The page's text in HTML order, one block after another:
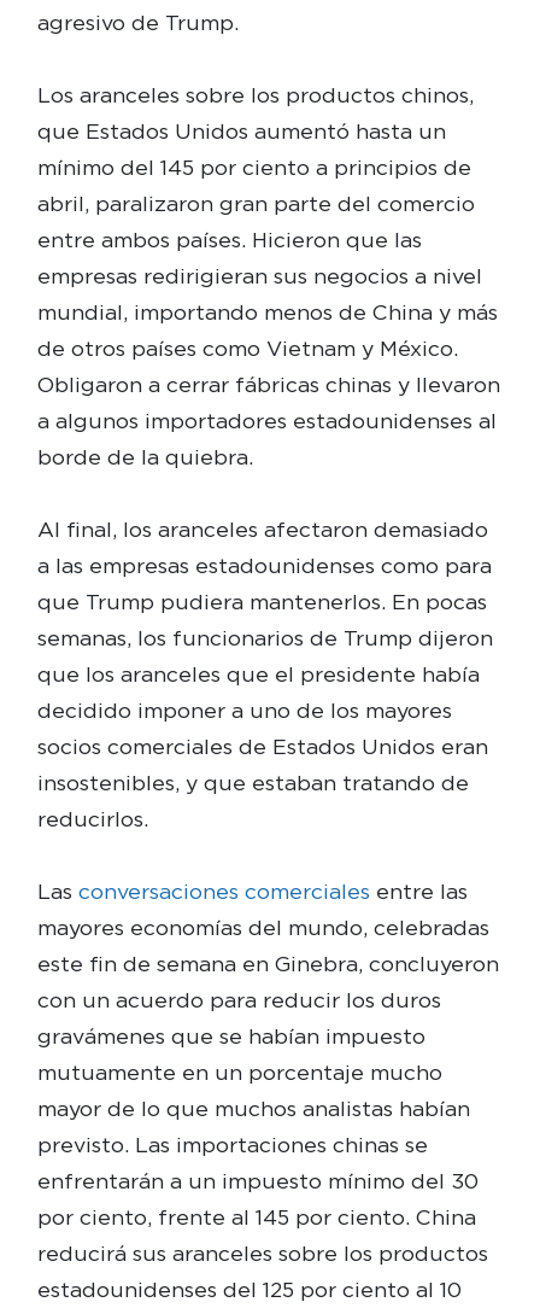
agresivo de Trump.
Los aranceles sobre los productos chinos,
que Estados Unidos aumentó hasta un
mínimo del 145 por ciento a principios de
abril, paralizaron gran parte del comercio
entre ambos países. Hicieron que las
empresas redirigieran sus negocios a nivel
mundial, importando menos de China y más
de otros países como Vietnam y México.
Obligaron a cerrar fábricas chinas y llevaron
a algunos importadores estadounidenses al
borde de la quiebra.
Al final, los aranceles afectaron demasiado
a las empresas estadounidenses como para
que Trump pudiera mantenerlos. En pocas
semanas, los funcionarios de Trump dijeron
que los aranceles que el presidente había
decidido imponer a uno de los mayores
socios comerciales de Estados Unidos eran
insostenibles, y que estaban tratando de
reducirlos.
Las conversaciones comerciales entre las
mayores economías del mundo, celebradas
este fin de semana en Ginebra, concluyeron
con un acuerdo para reducir los duros
gravámenes que se habían impuesto
mutuamente en un porcentaje mucho
mayor de lo que muchos analistas habían
previsto. Las importaciones chinas se
enfrentarán a un impuesto mínimo del 30
por ciento, frente al 145 por ciento. China
reducirá sus aranceles sobre los productos
estadounidenses del 125 por ciento al 10